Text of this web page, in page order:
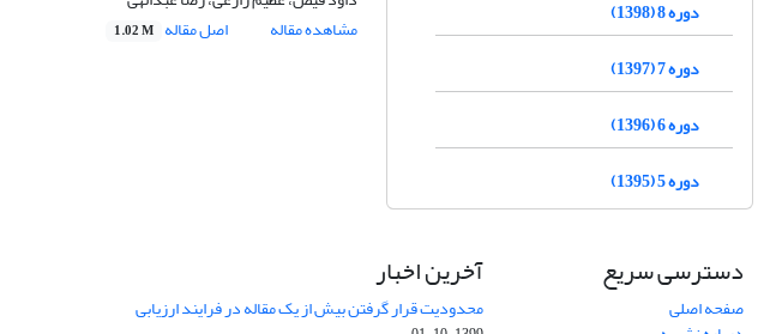
مشاهده مقاله
اصل مقاله 1.02 M
دوره 8 (1398)
دوره 7 (1397)
دوره 6 (1396)
دوره 5 (1395)
دسترسی سریع
صفحه اصلی
آخرین اخبار
محدودیت قرار گرفتن بیش از یک مقاله در فرایند ارزیابی